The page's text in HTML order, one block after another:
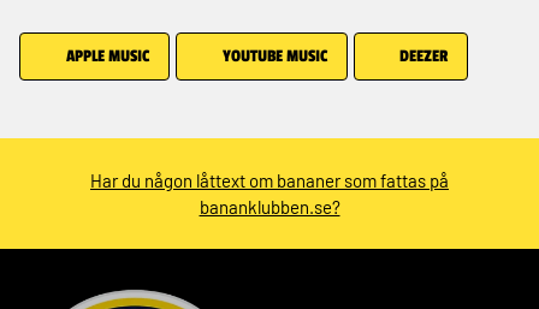
APPLE MUSIC YOUTUBE MUSIC DEEZER
Har du någon låttext om bananer som fattas på
bananklubben.se?